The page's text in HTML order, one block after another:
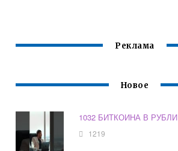
Реклама
Новое
1032 БИТКОИНА В РУБЛИ
1219